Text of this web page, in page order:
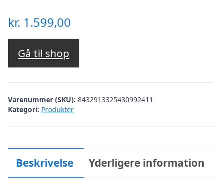
kr. 1.599,00
Gå til shop
Varenummer (SKU): 8432913325430992411
Kategori: Produkter
Beskrivelse Yderligere information